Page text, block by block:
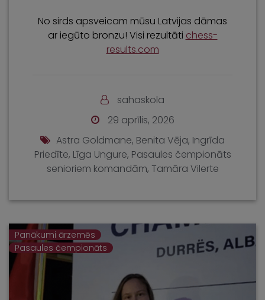
No sirds apsveicam mūsu Latvijas dāmas
ar iegūto bronzu! Visi rezultāti chess-
results.com
sahaskola
29 aprīlis, 2026
Astra Goldmane, Benita Vēja, Ingrīda
Priedīte, Līga Ungure, Pasaules čempionāts
senioriem komandām, Tamāra Vilerte
Panākumi ārzemēs
Pasaules čempionāts